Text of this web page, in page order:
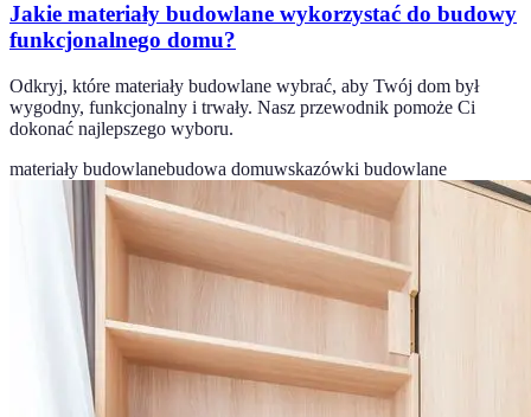
Jakie materiały budowlane wykorzystać do budowy
funkcjonalnego domu?
Odkryj, które materiały budowlane wybrać, aby Twój dom był
wygodny, funkcjonalny i trwały. Nasz przewodnik pomoże Ci
dokonać najlepszego wyboru.
materiały budowlanebudowa domuwskazówki budowlane